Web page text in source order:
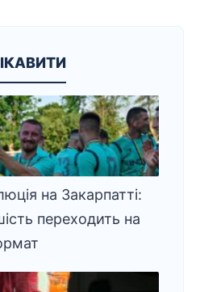
на Закарпатті:
переходить на